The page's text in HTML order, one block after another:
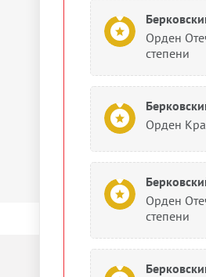
Орден
степени
Орден
Орден
степени